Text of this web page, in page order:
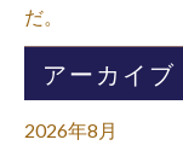
だ。⁡
アーカイブ
2026年8月